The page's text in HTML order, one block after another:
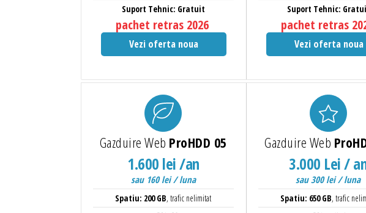
Suport Tehnic: Gratuit
pachet retras 2026
Vezi oferta noua
Suport Tehnic:
pachet retras
Vezi oferta noua
Gazduire Web ProHDD 05
1.600 lei /an
sau 160 lei / luna
Spatiu: 200 GB, trafic nelimitat
Gazduire Web
3.000 Lei /
sau 300 lei / luna
Spatiu: 650 GB, trafic